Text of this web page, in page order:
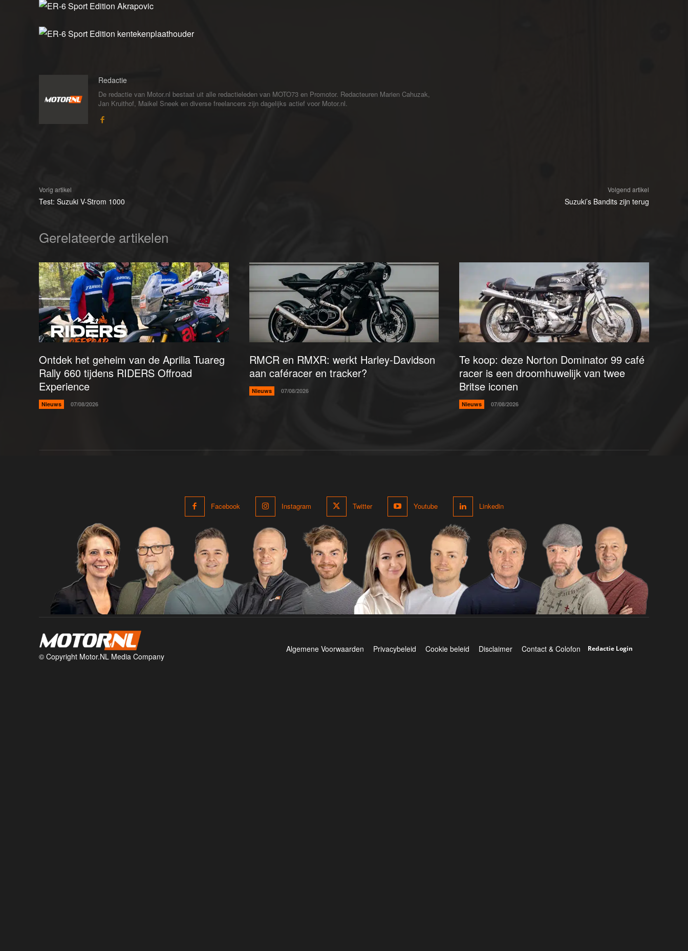
Redactie
De redactie van Motor.nl bestaat uit alle redactieleden van MOTO73 en Promotor. Redacteuren Marien Cahuzak,
Jan Kruithof, Maikel Sneek en diverse freelancers zijn dagelijks actief voor Motor.nl.
Vorig artikel
Test: Suzuki V-Strom 1000
Volgend artikel
Suzuki’s Bandits zijn terug
Gerelateerde artikelen
Ontdek het geheim van de Aprilia Tuareg
Rally 660 tijdens RIDERS Offroad
Experience
Nieuws 07/08/2026
RMCR en RMXR: werkt Harley-Davidson
aan caféracer en tracker?
Nieuws 07/08/2026
Te koop: deze Norton Dominator 99 café
racer is een droomhuwelijk van twee
Britse iconen
Nieuws 07/08/2026
Facebook Instagram Twitter Youtube Linkedin
© Copyright Motor.NL Media Company
Algemene Voorwaarden Privacybeleid Cookie beleid Disclaimer Contact & Colofon Redactie Login